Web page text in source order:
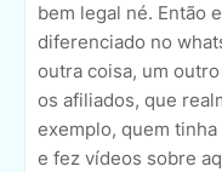
bem legal né. Então
diferenciado no
outra coisa, um
os afiliados, que
exemplo, quem
e fez vídeos sobre